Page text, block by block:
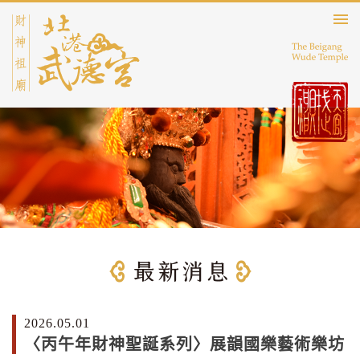
2026.05.01
〈丙午年財神聖誕系列〉展韻國樂藝術樂坊